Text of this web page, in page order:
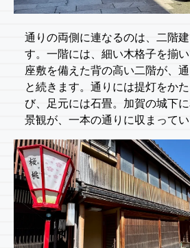
通りの両側に連なるのは、二階
す。一階には、細い木格子を揃い
座敷を備えた背の高い二階が、
と続きます。通りには提灯をか
び、足元には石畳。加賀の城下
景観が、一本の通りに収まってい